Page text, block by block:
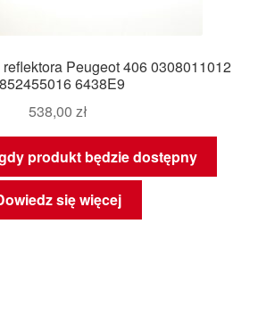
Peugeot 406 0308011012
6438E9
538,00 zł
produkt będzie dostępny
się więcej